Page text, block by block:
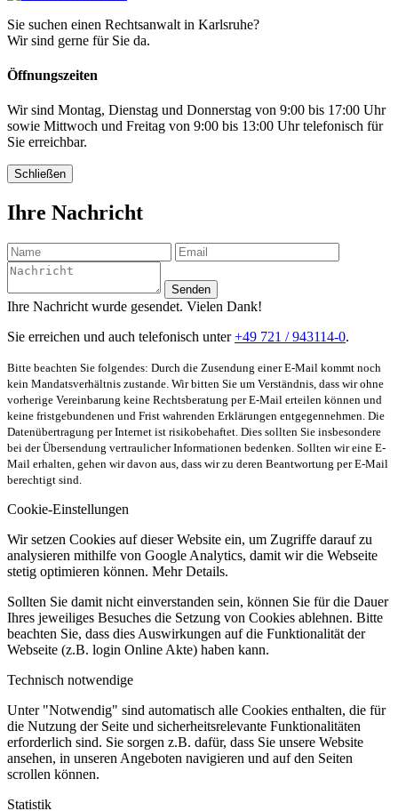
Sie suchen einen Rechtsanwalt in Karlsruhe?
Wir sind gerne für Sie da.
Öffnungszeiten
Wir sind Montag, Dienstag und Donnerstag von 9:00 bis 17:00 Uhr
sowie Mittwoch und Freitag von 9:00 bis 13:00 Uhr telefonisch für
Sie erreichbar.
Schließen
Ihre Nachricht
Senden
Ihre Nachricht wurde gesendet. Vielen Dank!
Sie erreichen und auch telefonisch unter+49 721 / 943114-0.
Bitte beachten Sie folgendes: Durch die Zusendung einer E-Mail kommt noch
kein Mandatsverhältnis zustande. Wir bitten Sie um Verständnis, dass wir ohne
vorherige Vereinbarung keine Rechtsberatung per E-Mail erteilen können und
keine fristgebundenen und Frist wahrenden Erklärungen entgegennehmen. Die
Datenübertragung per Internet ist risikobehaftet. Dies sollten Sie insbesondere
bei der Übersendung vertraulicher Informationen bedenken. Sollten wir eine E-
Mail erhalten, gehen wir davon aus, dass wir zu deren Beantwortung per E-Mail
berechtigt sind.
Cookie-Einstellungen
Wir setzen Cookies auf dieser Website ein, um Zugriffe darauf zu
analysieren mithilfe von Google Analytics, damit wir die Webseite
stetig optimieren können. Mehr Details.
Sollten Sie damit nicht einverstanden sein, können Sie für die Dauer
Ihres jeweiliges Besuches die Setzung von Cookies ablehnen. Bitte
beachten Sie, dass dies Auswirkungen auf die Funktionalität der
Webseite (z.B. login Online Akte) haben kann.
Technisch notwendige
Unter "Notwendig" sind automatisch alle Cookies enthalten, die für
die Nutzung der Seite und sicherheitsrelevante Funktionalitäten
erforderlich sind. Sie sorgen z.B. dafür, dass Sie unsere Website
ansehen, in unseren Angeboten navigieren und auf den Seiten
scrollen können.
Statistik